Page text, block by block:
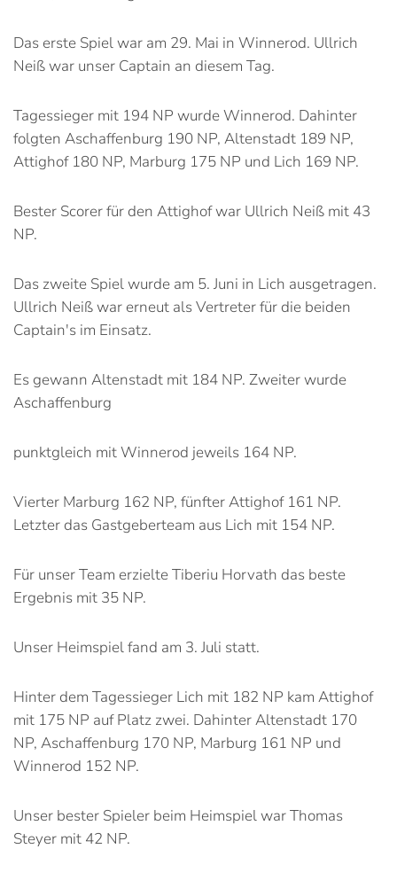
Das erste Spiel war am 29. Mai in Winnerod. Ullrich
Neiß war unser Captain an diesem Tag.
Tagessieger mit 194 NP wurde Winnerod. Dahinter
folgten Aschaffenburg 190 NP, Altenstadt 189 NP,
Attighof 180 NP, Marburg 175 NP und Lich 169 NP.
Bester Scorer für den Attighof war Ullrich Neiß mit 43
NP.
Das zweite Spiel wurde am 5. Juni in Lich ausgetragen.
Ullrich Neiß war erneut als Vertreter für die beiden
Captain's im Einsatz.
Es gewann Altenstadt mit 184 NP. Zweiter wurde
Aschaffenburg
punktgleich mit Winnerod jeweils 164 NP.
Vierter Marburg 162 NP, fünfter Attighof 161 NP.
Letzter das Gastgeberteam aus Lich mit 154 NP.
Für unser Team erzielte Tiberiu Horvath das beste
Ergebnis mit 35 NP.
Unser Heimspiel fand am 3. Juli statt.
Hinter dem Tagessieger Lich mit 182 NP kam Attighof
mit 175 NP auf Platz zwei. Dahinter Altenstadt 170
NP, Aschaffenburg 170 NP, Marburg 161 NP und
Winnerod 152 NP.
Unser bester Spieler beim Heimspiel war Thomas
Steyer mit 42 NP.